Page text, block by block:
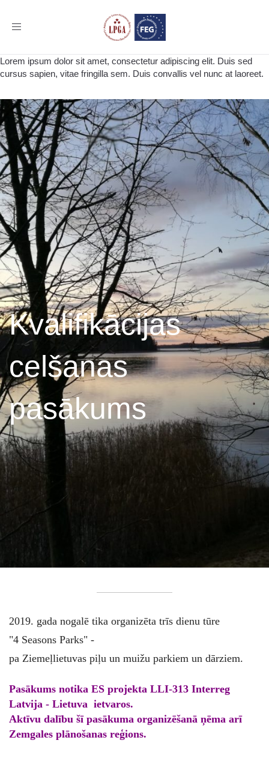
Toggle
Lorem ipsum dolor sit amet, consectetur adipiscing elit. Duis sed
cursus sapien, vitae fringilla sem. Duis convallis vel nunc at laoreet.
Kvalifikācijas
celšanas
pasākums
2019. gada nogalē tika organizēta trīs dienu tūre
"4 Seasons Parks" -
pa Ziemeļlietuvas piļu un muižu parkiem un dārziem.
Pasākums notika ES projekta LLI-313 Interreg
Latvija - Lietuva ietvaros.
Aktīvu dalību šī pasākuma organizēšanā ņēma arī
Zemgales plānošanas reģions.